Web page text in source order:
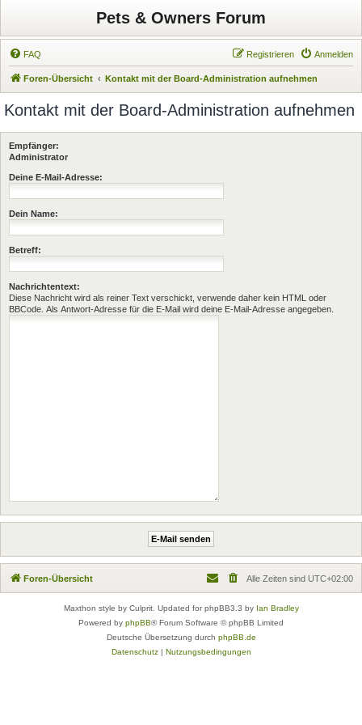
Pets & Owners Forum
FAQ Anmelden
Registrieren
Foren-Übersicht Kontakt mit der Board-Administration aufnehmen
Kontakt mit der Board-Administration aufnehmen
Empfänger:
Administrator
Deine E-Mail-Adresse:
Dein Name:
Betreff:
Nachrichtentext:
Diese Nachricht wird als reiner Text verschickt, verwende daher kein HTML oder
BBCode. Als Antwort-Adresse für die E-Mail wird deine E-Mail-Adresse angegeben.
Foren-Übersicht Alle Zeiten sind UTC+02:00
Maxthon style by Culprit. Updated for phpBB3.3 by Ian Bradley
Powered by phpBB® Forum Software © phpBB Limited
Deutsche Übersetzung durch phpBB.de
Datenschutz| Nutzungsbedingungen